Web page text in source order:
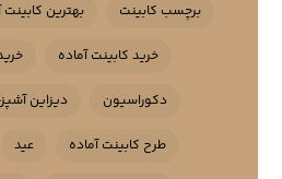
برچسب کابینت بهترین کابینت
خرید کابینت آماده
دکوراسیون دیزاین
طرح کابینت آماده عید